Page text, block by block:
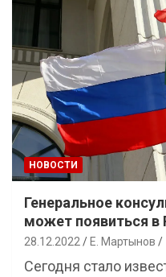
НОВОСТИ
Генеральное
может появиться в
28.12.2022 Е. Мартынов
Сегодня стало